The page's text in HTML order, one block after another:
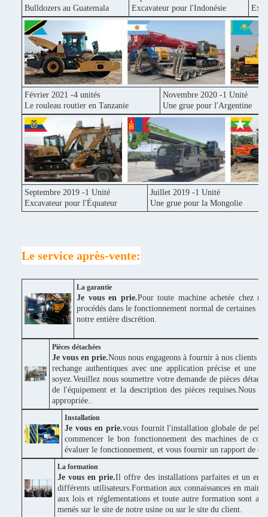
Bulldozers au Guatemala
Excavateur pour l'Indonésie
Février 2021 -4 unités
Le rouleau routier en Tanzanie
Novembre 2020 -1 Unité
Une grue pour l'Argentine
Septembre 2019 -1 Unité
Excavateur pour l'Équateur
Juillet 2019 -1 Unité
Une grue pour la Mongolie
Le service après-vente:
La garantie
Je vous en prie.Pour toute machine achetée chez
procédés dans le fonctionnement normal de certaines
notre entière discrétion.
Pièces détachées
Je vous en prie.Nous nous engageons à fournir à nos clients
rechange authentiques avec une application précise et
soyez.Veuillez nous soumettre votre demande de pièces
de l'équipement et la description des pièces requises.Nous
appropriée..
Installation
Je vous en prie.vous fournit l'installation globale de
commencer le bon fonctionnement des machines de
évaluer le fonctionnement, et vous fournir un rapport de
La formation
Je vous en prie.Il offre des installations parfaites et un
différents utilisateurs.Formation aux connaissances en
aux lois et réglementations et toute autre formation sont
menés sur le site de notre usine ou sur le site du client.